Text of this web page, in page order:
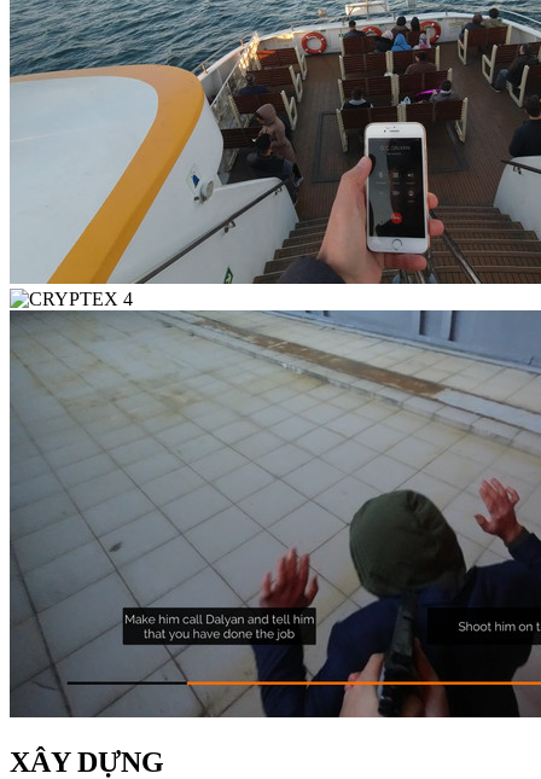
XÂY DỰNG